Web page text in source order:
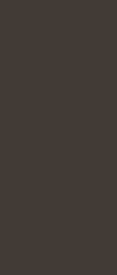
る行為に対する
などを通知する
用中止要請の
収集が行われ
ます。
定を行うこと
についてその収
、この場合、当